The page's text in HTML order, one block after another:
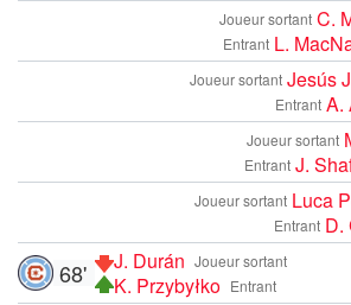
Joueur sortant C.
Entrant L.
Joueur sortant Jesús
Entrant A.
Joueur sortant
Entrant J.
Joueur sortant Luca
Entrant D.
Joueur sortant
J. Durán
Entrant
K. Przybyłko
68'